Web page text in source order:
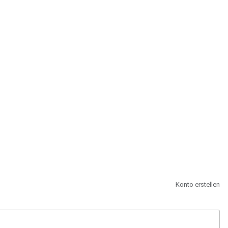
Konto erstellen